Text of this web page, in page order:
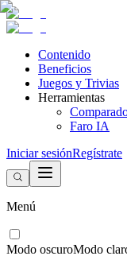
Contenido
Beneficios
Juegos y Trivias
Herramientas
Faro IA
Iniciar sesiónRegístrate
Menú
Modo oscuroModo